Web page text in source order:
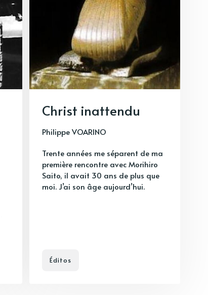
Christ inattendu
Philippe VOARINO
Trente années me séparent de ma
première rencontre avec Morihiro
Saito, il avait 30 ans de plus que
moi. J’ai son âge aujourd’hui.
Éditos